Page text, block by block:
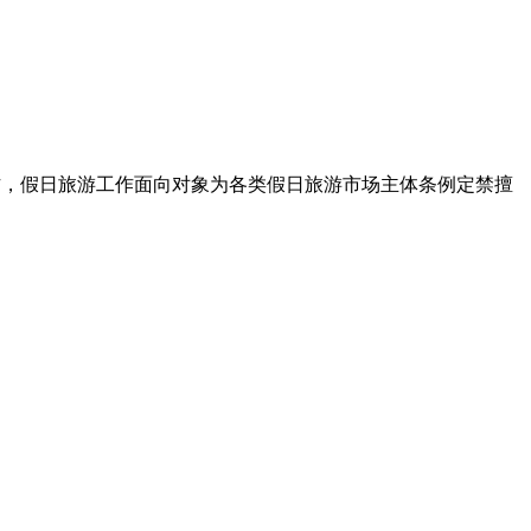
假日旅游工作面向对象为各类假日旅游市场主体条例定禁擅